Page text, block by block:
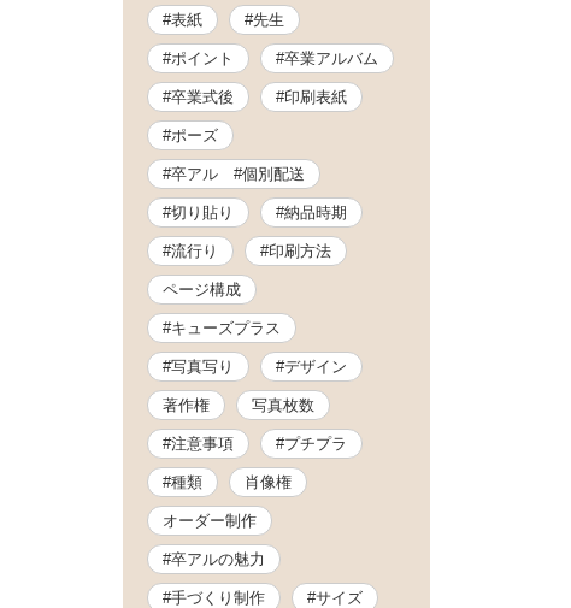
#表紙 #先生
#ポイント #卒業アルバム
#卒業式後 #印刷表紙
#ポーズ
#卒アル #個別配送
#切り貼り #納品時期
#流行り #印刷方法
ページ構成
#キューズプラス
#写真写り #デザイン
著作権 写真枚数
#注意事項 #プチプラ
#種類 肖像権
オーダー制作
#卒アルの魅力
#手づくり制作 #サイズ